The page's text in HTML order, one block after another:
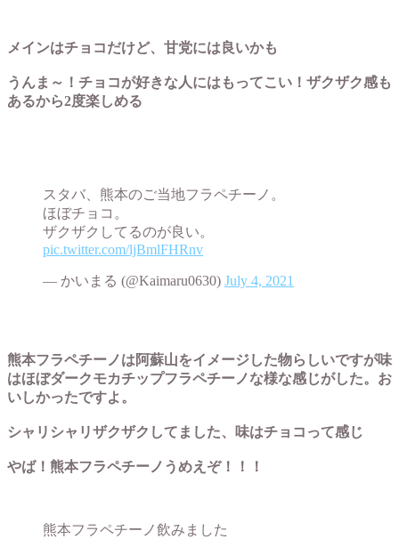
メインはチョコだけど、甘党には良いかも
うんま～！チョコが好きな人にはもってこい！ザクザク感も
あるから2度楽しめる
スタバ、熊本のご当地フラペチーノ。
ほぼチョコ。
ザクザクしてるのが良い。
pic.twitter.com/ljBmlFHRnv
— かいまる (@Kaimaru0630) July 4, 2021
熊本フラペチーノは阿蘇山をイメージした物らしいですが味
はほぼダークモカチップフラペチーノな様な感じがした。お
いしかったですよ。
シャリシャリザクザクしてました、味はチョコって感じ
やば！熊本フラペチーノうめえぞ！！！
熊本フラペチーノ飲みました